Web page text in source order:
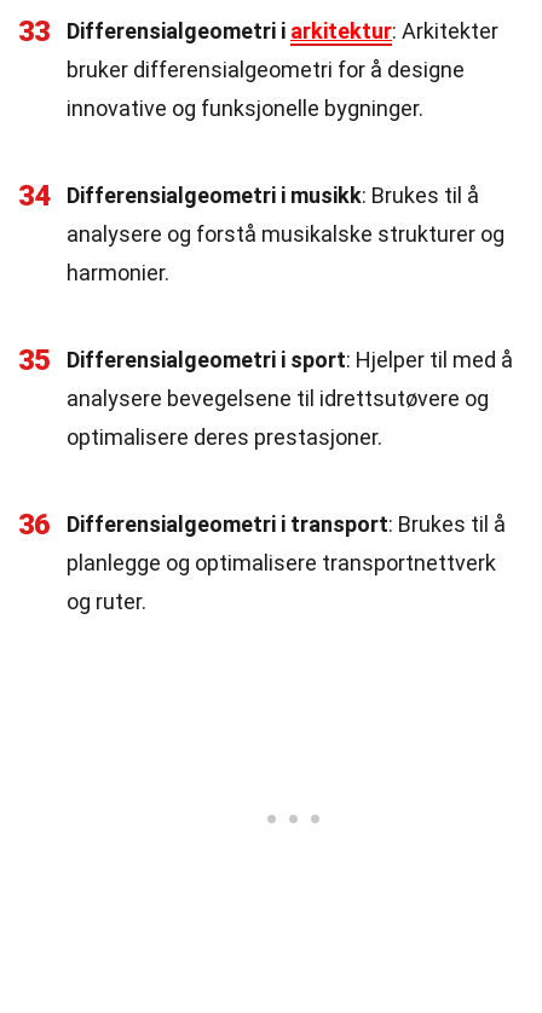
33 Differensialgeometri i arkitektur: Arkitekter
bruker differensialgeometri for å designe
innovative og funksjonelle bygninger.
34 Differensialgeometri i musikk: Brukes til å
analysere og forstå musikalske strukturer og
harmonier.
35 Differensialgeometri i sport: Hjelper til med å
analysere bevegelsene til idrettsutøvere og
optimalisere deres prestasjoner.
36 Differensialgeometri i transport: Brukes til å
planlegge og optimalisere transportnettverk
og ruter.